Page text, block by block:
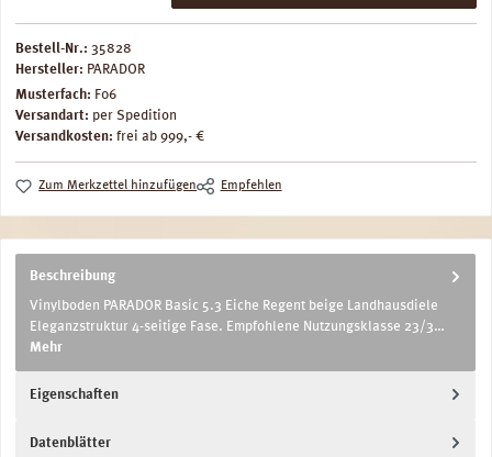
Bestell-Nr.: 35828
Hersteller: PARADOR
Musterfach: F06
Versandart: per Spedition
Versandkosten: frei ab 999,- €
Zum Merkzettel hinzufügen Empfehlen
Beschreibung
Vinylboden PARADOR Basic 5.3 Eiche Regent beige Landhausdiele
Eleganzstruktur 4-seitige Fase. Empfohlene Nutzungsklasse 23/3…
Mehr
Eigenschaften
Datenblätter